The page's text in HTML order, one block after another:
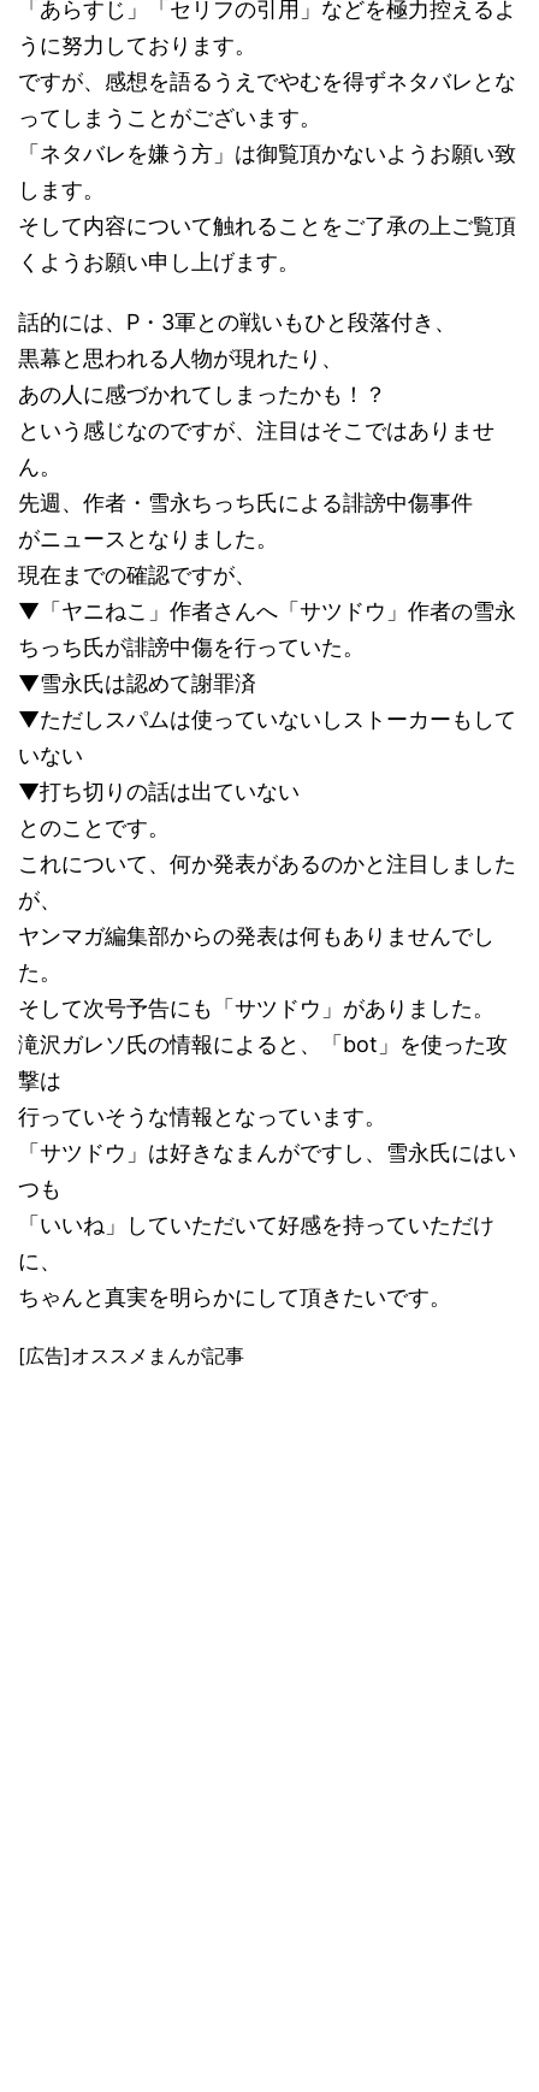
「あらすじ」「セリフの引用」などを極力控えるよ
うに努力しております。
ですが、感想を語るうえでやむを得ずネタバレとな
ってしまうことがございます。
「ネタバレを嫌う方」は御覧頂かないようお願い致
します。
そして内容について触れることをご了承の上ご覧頂
くようお願い申し上げます。
話的には、P・3軍との戦いもひと段落付き、
黒幕と思われる人物が現れたり、
あの人に感づかれてしまったかも！？
という感じなのですが、注目はそこではありませ
ん。
先週、作者・雪永ちっち氏による誹謗中傷事件
がニュースとなりました。
現在までの確認ですが、
▼「ヤニねこ」作者さんへ「サツドウ」作者の雪永
ちっち氏が誹謗中傷を行っていた。
▼雪永氏は認めて謝罪済
▼ただしスパムは使っていないしストーカーもして
いない
▼打ち切りの話は出ていない
とのことです。
これについて、何か発表があるのかと注目しました
が、
ヤンマガ編集部からの発表は何もありませんでし
た。
そして次号予告にも「サツドウ」がありました。
滝沢ガレソ氏の情報によると、「bot」を使った攻
撃は
行っていそうな情報となっています。
「サツドウ」は好きなまんがですし、雪永氏にはい
つも
「いいね」していただいて好感を持っていただけ
に、
ちゃんと真実を明らかにして頂きたいです。
[広告]オススメまんが記事